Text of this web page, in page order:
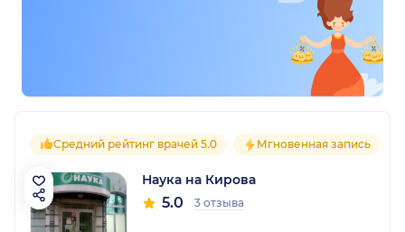
Средний рейтинг врачей 5.0 Мгновенная запись
Наука на Кирова
5.0 3 отзыва